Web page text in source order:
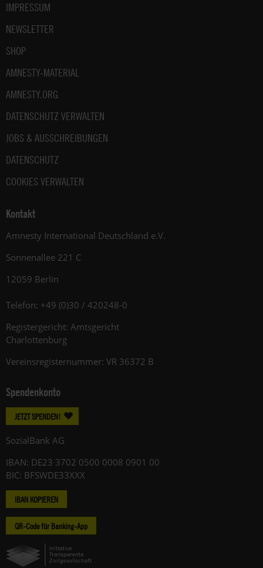
IMPRESSUM
NEWSLETTER
SHOP
AMNESTY-MATERIAL
AMNESTY.ORG
DATENSCHUTZ VERWALTEN
JOBS & AUSSCHREIBUNGEN
DATENSCHUTZ
COOKIES VERWALTEN
Kontakt
Amnesty International Deutschland e.V.
Sonnenallee 221 C
12059 Berlin
Telefon: +49 (0)30 / 420248-0
Registergericht: Amtsgericht
Charlottenburg
Vereinsregisternummer: VR 36372 B
Spendenkonto
JETZT SPENDEN!
SozialBank AG
IBAN: DE23 3702 0500 0008 0901 00
BIC: BFSWDE33XXX
IBAN KOPIEREN
QR-Code für Banking-App